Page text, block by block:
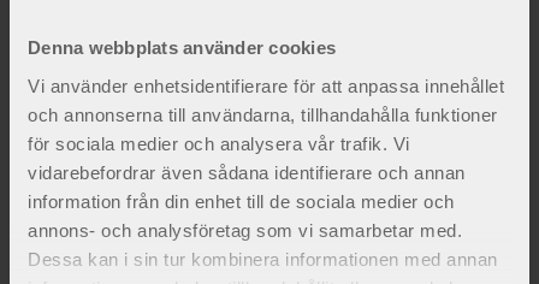
Denna webbplats använder cookies
Vi använder enhetsidentifierare för att anpassa innehållet
och annonserna till användarna, tillhandahålla funktioner
för sociala medier och analysera vår trafik. Vi
vidarebefordrar även sådana identifierare och annan
information från din enhet till de sociala medier och
annons- och analysföretag som vi samarbetar med.
Dessa kan i sin tur kombinera informationen med annan
behov. Skenan i skyddet har en viktig funktion
att stabilisera och hålla handen i neutral
position.
HAND